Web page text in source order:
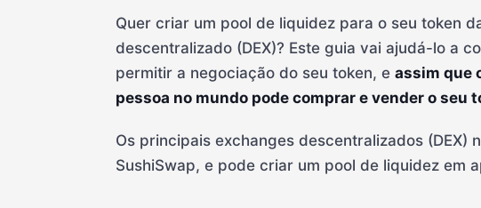
Quer criar um pool de liquidez para o seu token
descentralizado (DEX)? Este guia vai ajudá-lo a
permitir a negociação do seu token, e assim que
pessoa no mundo pode comprar e vender o seu
Os principais exchanges descentralizados (DEX)
SushiSwap, e pode criar um pool de liquidez em